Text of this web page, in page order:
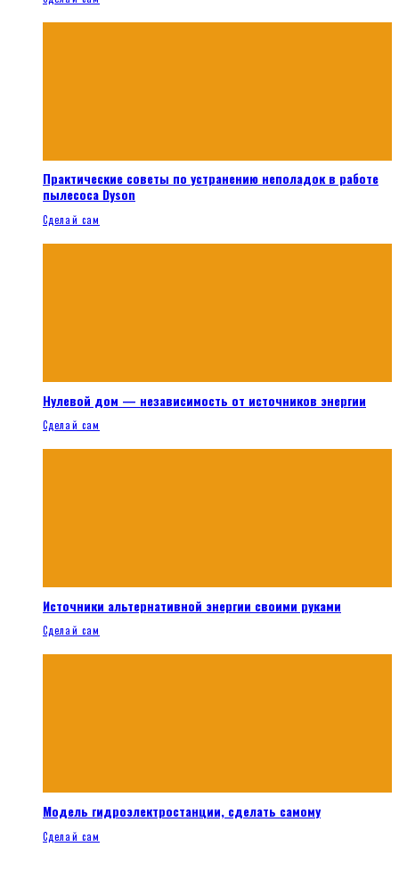
Практические советы по устранению неполадок в работе
пылесоса Dyson
Сделай сам
Нулевой дом — независимость от источников энергии
Сделай сам
Источники альтернативной энергии своими руками
Сделай сам
Модель гидроэлектростанции, сделать самому
Сделай сам